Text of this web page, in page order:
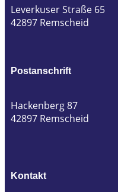
Leverkuser Straße 65
42897 Remscheid
Postanschrift
Hackenberg 87
42897 Remscheid
Kontakt